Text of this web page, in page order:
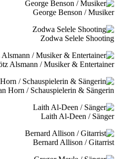
George Benson / Musiker
Zodwa Selele Shooting
Alsmann / Musiker & Entertainer
Horn / Schauspielerin & Sängerin
Laith Al-Deen / Sänger
Bernard Allison / Gitarrist